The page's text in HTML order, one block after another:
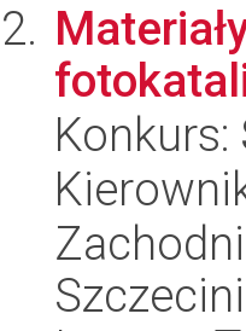
Konkurs: